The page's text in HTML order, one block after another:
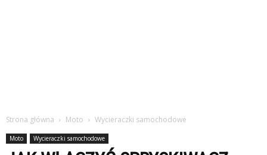
Strona główna Moto Wycieraczki samochodowe
Moto Wycieraczki samochodowe